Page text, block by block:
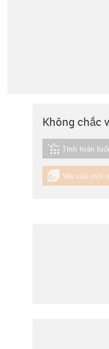
Không chắc
igus-icon-
Tính toán
igus-icon-
Yêu cầu một